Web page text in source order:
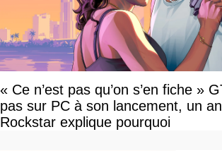
« Ce n’est pas qu’on s’en fiche »
pas sur PC à son lancement, un
Rockstar explique pourquoi